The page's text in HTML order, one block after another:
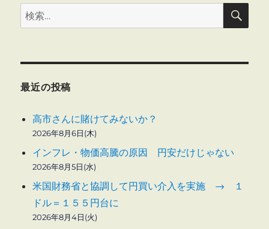
検
索:
検
最近の投稿
高市さんに賭けてみないか？
2026年8月6日(木)
インフレ・物価高騰の原因 円安だけじゃない
2026年8月5日(水)
米国財務省と協調して円買い介入を実施 → １
ドル＝１５５円台に
2026年8月4日(火)